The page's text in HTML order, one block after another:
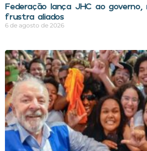
Federação lança JHC ao governo,
frustra aliados
6 de agosto de 2026